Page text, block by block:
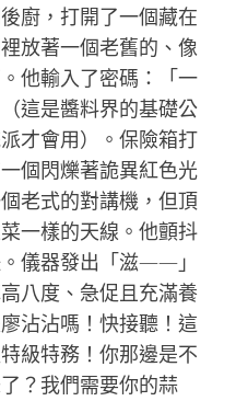
廚，打開了一個藏在
放著一個老舊的、像
他輸入了密碼：「一
這是醬料界的基礎公
才會用）。保險箱打
個閃爍著詭異紅色光
老式的對講機，但頂
一樣的天線。他顫抖
儀器發出「滋——」
八度、急促且充滿養
沾沾嗎！快接聽！這
特級特務！你那邊是不
？我們需要你的蒜